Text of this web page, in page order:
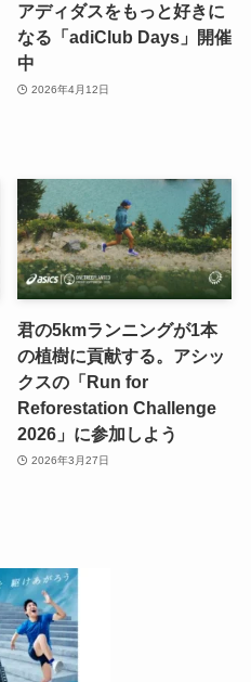
アディダスをもっと好きに
なる「adiClub Days」開催
中
2026年4月12日
君の5kmランニングが1本
の植樹に貢献する。アシッ
クスの「Run for
Reforestation Challenge
2026」に参加しよう
2026年3月27日